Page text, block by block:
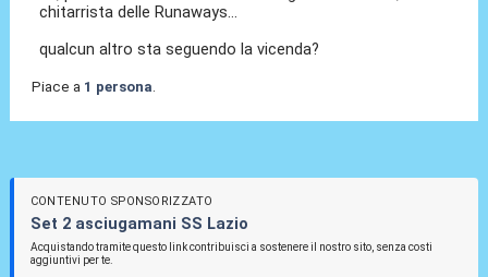
chitarrista delle Runaways...
qualcun altro sta seguendo la vicenda?
Piace a 1 persona.
CONTENUTO SPONSORIZZATO
Set 2 asciugamani SS Lazio
Acquistando tramite questo link contribuisci a sostenere il nostro sito, senza costi
aggiuntivi per te.